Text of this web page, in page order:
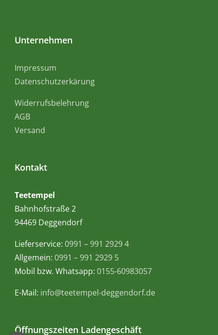
Unternehmen
Impressum
Datenschutzerkärung
Widerrufsbelehrung
AGB
Versand
Kontakt
Teetempel
Bahnhofstraße 2
94469 Deggendorf
Lieferservice: 0991 – 991 2929 4
Allgemein: 0991 – 991 2929 5
Mobil bzw. Whatsapp: 0155-60983057
E-Mail: info@teetempel-deggendorf.de
Öffnungszeiten Ladengeschäft